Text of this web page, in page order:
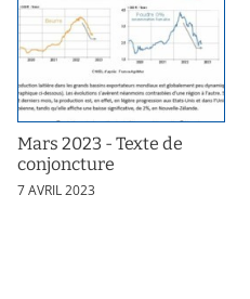
Mars 2023 - Texte de
conjoncture
7 AVRIL 2023